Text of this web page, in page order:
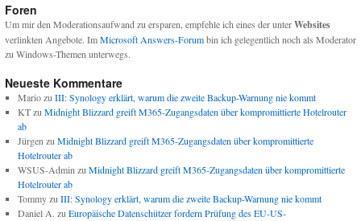
Foren
Um mir den Moderationsaufwand zu ersparen, empfehle ich eines der unterWebsites
verlinkten Angebote. ImMicrosoft Answers-Forumbin ich gelegentlich noch als Moderator
zu Windows-Themen unterwegs.
Neueste Kommentare
Mariozu III: Synology erklärt, warum die zweite Backup-Warnung nie kommt
KTzu Midnight Blizzard greift M365-Zugangsdaten über kompromittierte Hotelrouter
ab
Jürgen zu Midnight Blizzard greift M365-Zugangsdaten über kompromittierte
Hotelrouter ab
WSUS-Admin zu Midnight Blizzard greift M365-Zugangsdaten über kompromittierte
Hotelrouter ab
Tommyzu III: Synology erklärt, warum die zweite Backup-Warnung nie kommt
Daniel A. zu Europäische Datenschützer fordern Prüfung des EU-US-